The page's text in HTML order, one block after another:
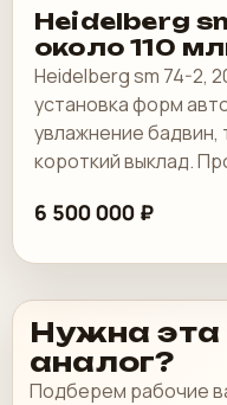
Heidelberg
около 110
Heidelberg sm 74-2,
установка форм
увлажнение бадвин,
короткий выклад.
хорошем
6 500 000 ₽
Нужна
аналог?
Подберем рабочие